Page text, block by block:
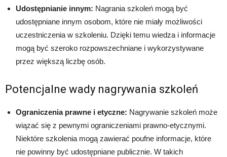
Udostępnianie innym: Nagrania szkoleń mogą być
udostępniane innym osobom, które nie miały możliwości
uczestniczenia w szkoleniu. Dzięki temu wiedza i informacje
mogą być szeroko rozpowszechniane i wykorzystywane
przez większą liczbę osób.
Potencjalne wady nagrywania szkoleń
Ograniczenia prawne i etyczne: Nagrywanie szkoleń może
wiązać się z pewnymi ograniczeniami prawno-etycznymi.
Niektóre szkolenia mogą zawierać poufne informacje, które
nie powinny być udostępniane publicznie. W takich